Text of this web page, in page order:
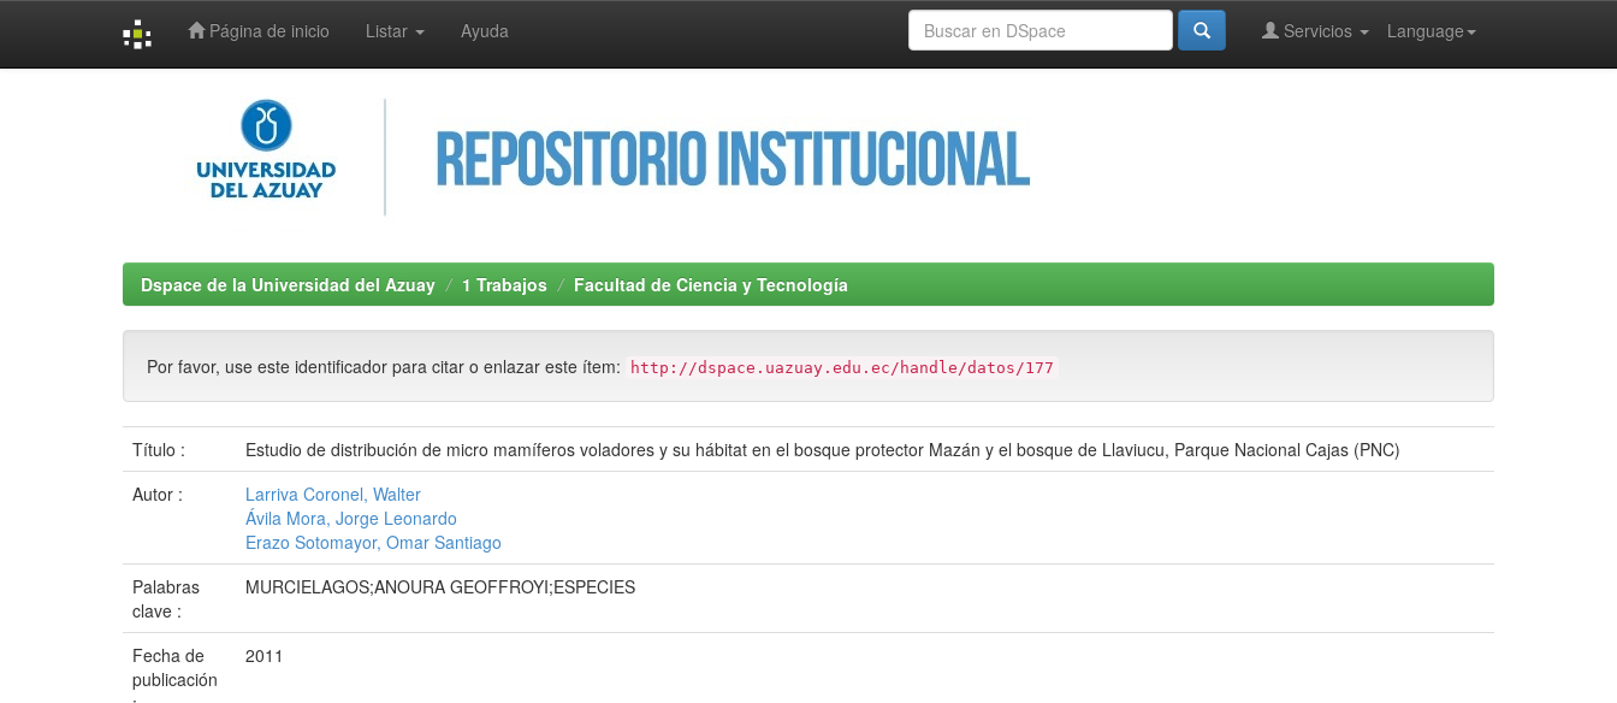
Página de inicio Listar Ayuda Language
Servicios
Dspace de la Universidad del Azuay 1 Trabajos Facultad de Ciencia y Tecnología
Por favor, use este identificador para citar o enlazar este ítem: http://dspace.uazuay.edu.ec/handle/datos/177
Título :
Estudio de distribución de micro mamíferos voladores y su hábitat en el bosque protector Mazán y el bosque de Llaviucu, Parque Nacional Cajas (PNC)
Autor :
Larriva Coronel, Walter
Ávila Mora, Jorge Leonardo
Erazo Sotomayor, Omar Santiago
Palabras
clave :
MURCIELAGOS;ANOURA GEOFFROYI;ESPECIES
Fecha de
publicación
2011